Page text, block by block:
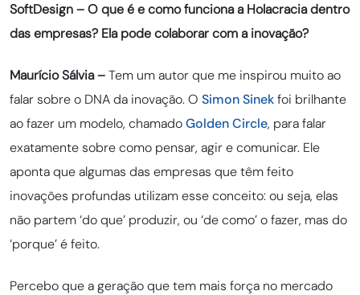
SoftDesign – O que é e como funciona a Holacracia dentro
das empresas? Ela pode colaborar com a inovação?
Maurício Sálvia –Tem um autor que me inspirou muito ao
falar sobre o DNA da inovação. O Simon Sinekfoi brilhante
ao fazer um modelo, chamadoGolden Circle, para falar
exatamente sobre como pensar, agir e comunicar. Ele
aponta que algumas das empresas que têm feito
inovações profundas utilizam esse conceito: ou seja, elas
não partem ‘do que’ produzir, ou ‘de como’ o fazer, mas do
‘porque’ é feito.
Percebo que a geração que tem mais força no mercado